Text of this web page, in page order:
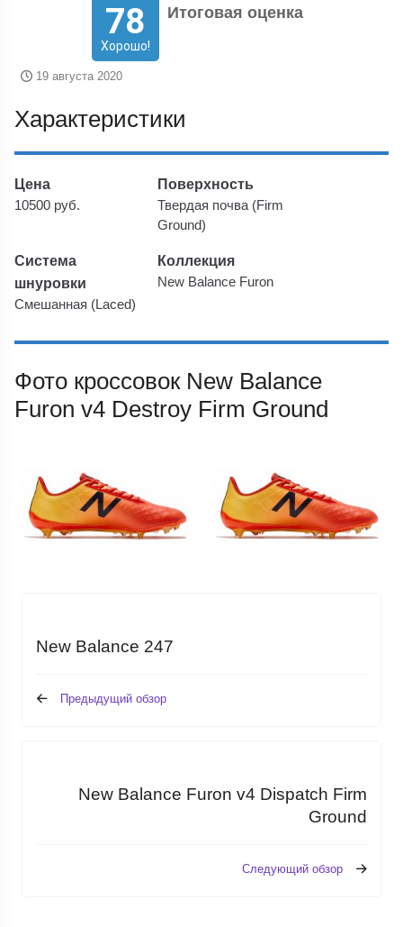
78
Хорошо!
Итоговая оценка
19 августа 2020
Характеристики
Цена
10500 руб.
Поверхность
Твердая почва (Firm
Ground)
Система
шнуровки
Смешанная (Laced)
Коллекция
New Balance Furon
Фото кроссовок New Balance
Furon v4 Destroy Firm Ground
New Balance 247
Предыдущий обзор
New Balance Furon v4 Dispatch Firm
Ground
Следующий обзор